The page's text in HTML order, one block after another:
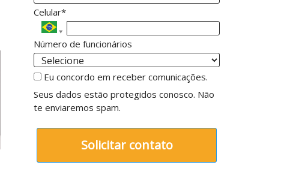
Celular*
Número de funcionários
Eu concordo em receber comunicações.
Seus dados estão protegidos conosco. Não
te enviaremos spam.
Solicitar contato